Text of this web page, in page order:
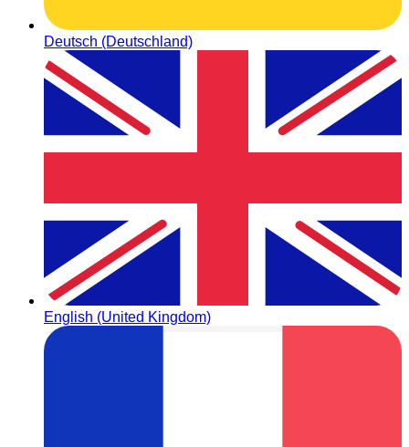
Deutsch (Deutschland)
English (United Kingdom)